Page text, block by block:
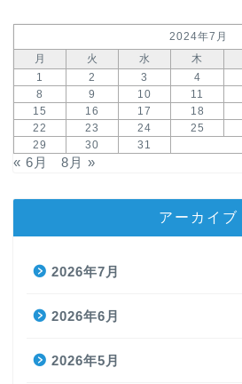
2024年7月
月
火 水 木
1
2 3 4
8
9 10 11
15
16 17 18
22
23 24 25
29
30 31
« 6月 8月 »
アーカイブ
2026年7月
2026年6月
2026年5月